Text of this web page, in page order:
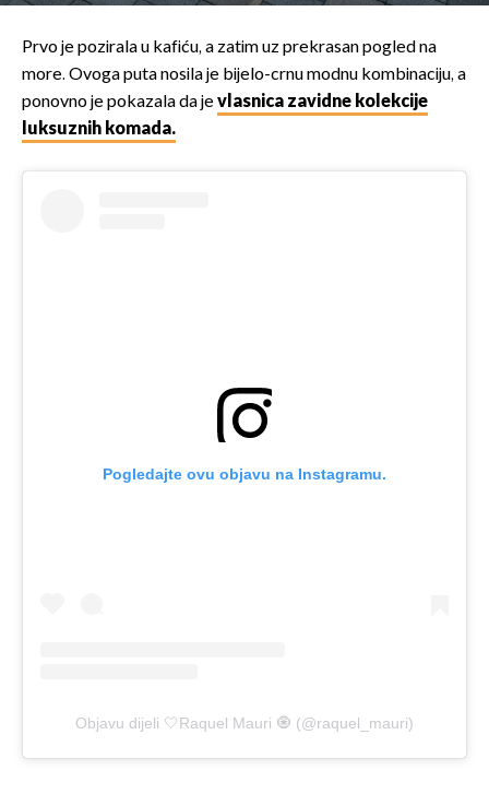
Prvo je pozirala u kafiću, a zatim uz prekrasan pogled na
more. Ovoga puta nosila je bijelo-crnu modnu kombinaciju, a
ponovno je pokazala da jevlasnica zavidne kolekcije
luksuznih komada.
Pogledajte ovu objavu na Instagramu.
Objavu dijeli 🤍Raquel Mauri 🧿 (@raquel_mauri)